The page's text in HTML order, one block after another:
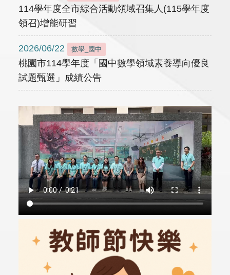
114學年度全市綜合活動領域召集人(115學年度
領召)增能研習
2026/06/22 數學_國中
桃園市114學年度「國中數學領域素養導向優良
試題甄選」成績公告